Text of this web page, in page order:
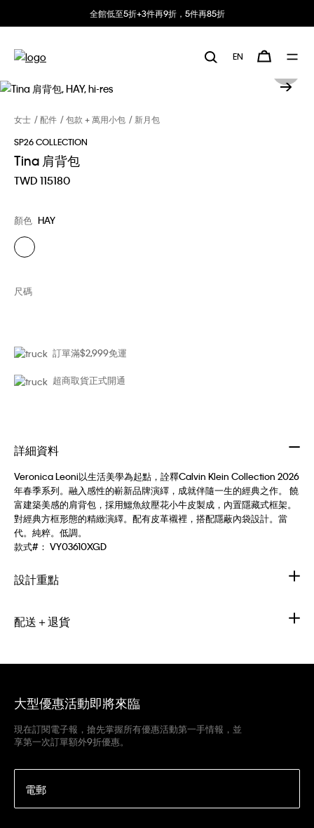
全館低至5折+3件再9折，5件再85折
EN
女士 配件 包款 + 萬用小包
新月包
SP26 COLLECTION
Tina 肩背包
TWD 115180
顏色 HAY
尺碼
訂單滿$2,999免運
超商取貨正式開通
詳細資料
Veronica Leoni以生活美學為起點，詮釋Calvin Klein Collection 2026
年春季系列。融入感性的嶄新品牌演繹，成就伴隨一生的經典之作。 饒
富建築美感的肩背包，採用鱷魚紋壓花小牛皮製成，內置隱藏式框架。
對經典方框形態的精緻演繹。配有皮革襯裡，搭配隱蔽內袋設計。當
代。純粹。低調。
款式#： VY03610XGD
設計重點
配送＋退貨
大型優惠活動即將來臨
現在訂閱電子報，搶先掌握所有優惠活動第一手情報，並
享第一次訂單額外9折優惠。
電郵